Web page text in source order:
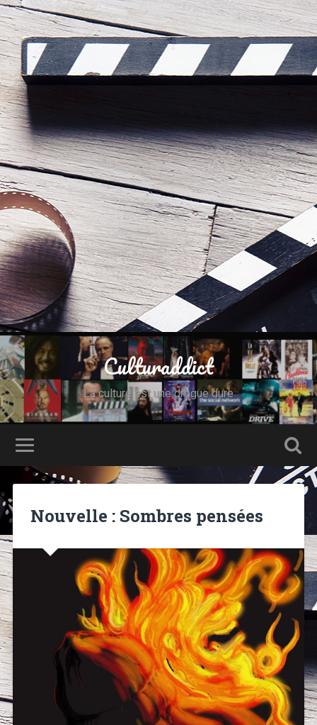
Culturaddict
La culture est une drogue dure
Nouvelle : Sombres pensées